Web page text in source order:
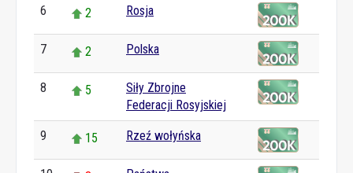
6 2 Rosja
7 2 Polska
8 5
Siły Zbrojne
Federacji Rosyjskiej
9 15 Rzeź wołyńska